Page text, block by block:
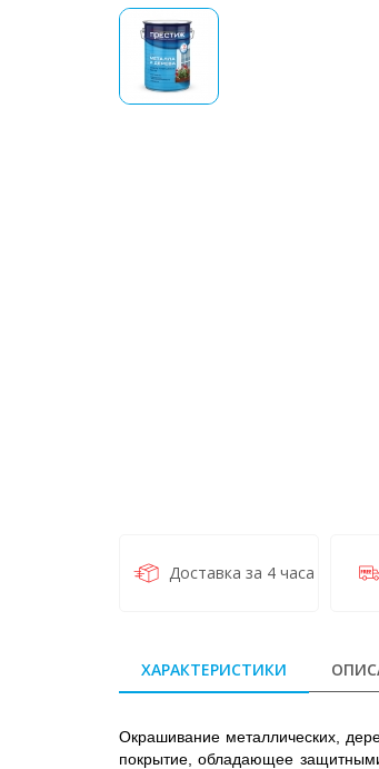
Доставка за 4 часа
ХАРАКТЕРИСТИКИ
Окрашивание металлических,
покрытие, обладающее